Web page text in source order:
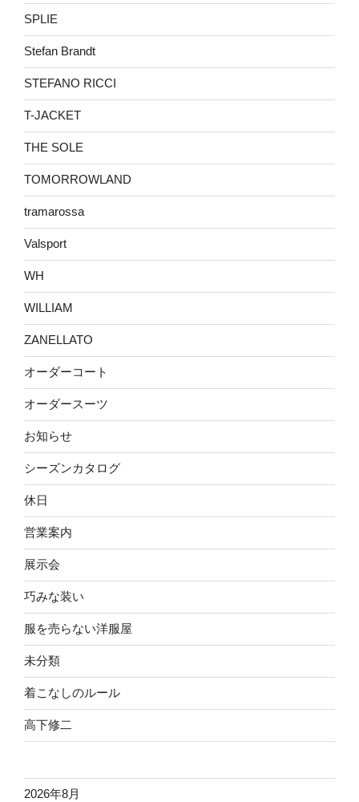
SPLIE
Stefan Brandt
STEFANO RICCI
T-JACKET
THE SOLE
TOMORROWLAND
tramarossa
Valsport
WH
WILLIAM
ZANELLATO
オーダーコート
オーダースーツ
お知らせ
シーズンカタログ
休日
営業案内
展示会
巧みな装い
服を売らない洋服屋
未分類
着こなしのルール
高下修二
2026年8月